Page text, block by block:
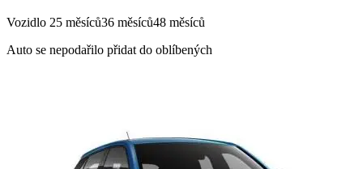
Vozidlo 25 měsíců36 měsíců48 měsíců
Auto se nepodařilo přidat do oblíbených